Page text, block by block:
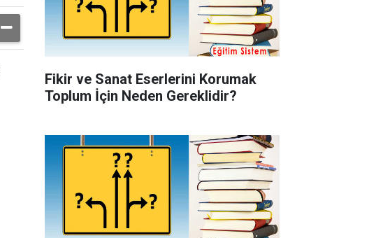
Fikir ve Sanat Eserlerini Korumak
Toplum İçin Neden Gereklidir?